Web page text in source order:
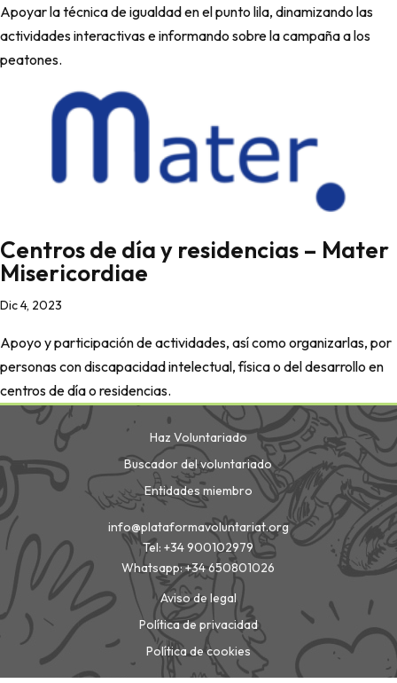
Apoyar la técnica de igualdad en el punto lila, dinamizando las
actividades interactivas e informando sobre la campaña a los
peatones.
Centros de día y residencias – Mater
Misericordiae
Dic 4, 2023
Apoyo y participación de actividades, así como organizarlas, por
personas con discapacidad intelectual, física o del desarrollo en
centros de día o residencias.
Haz Voluntariado
Buscador del voluntariado
Entidades miembro
info@plataformavoluntariat.org
Tel: +34 900102979
Whatsapp: +34 650801026
Aviso de legal
Política de privacidad
Política de cookies